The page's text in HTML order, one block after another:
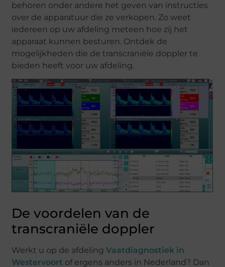
behoren onder andere het geven van instructies
over de apparatuur die ze verkopen. Zo weet
iedereen op uw afdeling meteen hoe zij het
apparaat kunnen besturen. Ontdek de
mogelijkheden die de transcraniële doppler te
bieden heeft voor uw afdeling.
De voordelen van de
transcraniële doppler
Werkt u op de afdelingVaatdiagnostiek in
Westervoort of ergens anders in Nederland? Dan